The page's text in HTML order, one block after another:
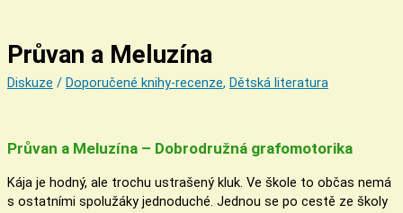
Průvan a Meluzína
Diskuze / Doporučené knihy-recenze, Dětská literatura
Průvan a Meluzína – Dobrodružná grafomotorika
Kája je hodný, ale trochu ustrašený kluk. Ve škole to občas nemá
s ostatními spolužáky jednoduché. Jednou se po cestě ze školy